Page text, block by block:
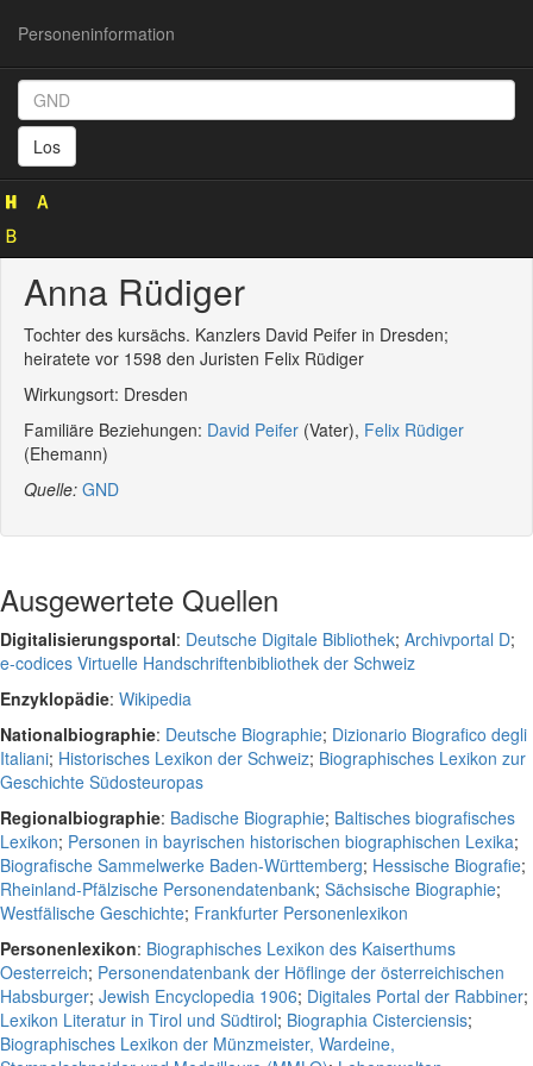
Personeninformation
Los
Personeninformation
1137646985)
Anna Rüdiger
Tochter des kursächs. Kanzlers David Peifer in Dresden;
heiratete vor 1598 den Juristen Felix Rüdiger
Wirkungsort: Dresden
Familiäre Beziehungen: David Peifer (Vater), Felix Rüdiger
(Ehemann)
Quelle: GND
Ausgewertete Quellen
Digitalisierungsportal: Deutsche Digitale Bibliothek; Archivportal D;
e-codices Virtuelle Handschriftenbibliothek der Schweiz
Enzyklopädie: Wikipedia
Nationalbiographie: Deutsche Biographie; Dizionario Biografico degli
Italiani; Historisches Lexikon der Schweiz; Biographisches Lexikon zur
Geschichte Südosteuropas
Regionalbiographie: Badische Biographie; Baltisches biografisches
Lexikon; Personen in bayrischen historischen biographischen Lexika;
Biografische Sammelwerke Baden-Württemberg; Hessische Biografie;
Rheinland-Pfälzische Personendatenbank; Sächsische Biographie;
Westfälische Geschichte; Frankfurter Personenlexikon
Personenlexikon: Biographisches Lexikon des Kaiserthums
Oesterreich; Personendatenbank der Höflinge der österreichischen
Habsburger; Jewish Encyclopedia 1906; Digitales Portal der Rabbiner;
Lexikon Literatur in Tirol und Südtirol; Biographia Cisterciensis;
Biographisches Lexikon der Münzmeister, Wardeine,